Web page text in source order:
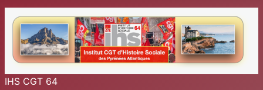
IHS CGT 64